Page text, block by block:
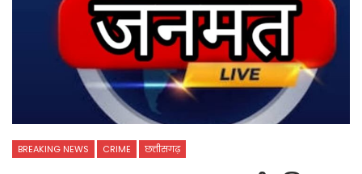
BREAKING NEWS CRIME छत्तीसगढ़